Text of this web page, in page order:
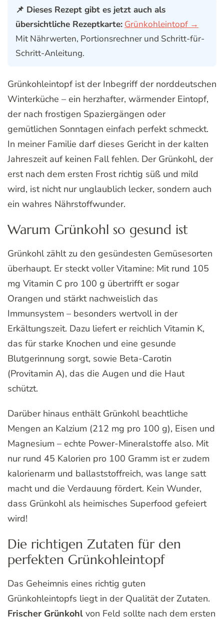
📌 Dieses Rezept gibt es jetzt auch als
übersichtliche Rezeptkarte: Grünkohleintopf →
Mit Nährwerten, Portionsrechner und Schritt-für-
Schritt-Anleitung.
Grünkohleintopf ist der Inbegriff der norddeutschen
Winterküche – ein herzhafter, wärmender Eintopf,
der nach frostigen Spaziergängen oder
gemütlichen Sonntagen einfach perfekt schmeckt.
In meiner Familie darf dieses Gericht in der kalten
Jahreszeit auf keinen Fall fehlen. Der Grünkohl, der
erst nach dem ersten Frost richtig süß und mild
wird, ist nicht nur unglaublich lecker, sondern auch
ein wahres Nährstoffwunder.
Warum Grünkohl so gesund ist
Grünkohl zählt zu den gesündesten Gemüsesorten
überhaupt. Er steckt voller Vitamine: Mit rund 105
mg Vitamin C pro 100 g übertrifft er sogar
Orangen und stärkt nachweislich das
Immunsystem – besonders wertvoll in der
Erkältungszeit. Dazu liefert er reichlich Vitamin K,
das für starke Knochen und eine gesunde
Blutgerinnung sorgt, sowie Beta-Carotin
(Provitamin A), das die Augen und die Haut
schützt.
Darüber hinaus enthält Grünkohl beachtliche
Mengen an Kalzium (212 mg pro 100 g), Eisen und
Magnesium – echte Power-Mineralstoffe also. Mit
nur rund 45 Kalorien pro 100 Gramm ist er zudem
kalorienarm und ballaststoffreich, was lange satt
macht und die Verdauung fördert. Kein Wunder,
dass Grünkohl als heimisches Superfood gefeiert
wird!
Die richtigen Zutaten für den
perfekten Grünkohleintopf
Das Geheimnis eines richtig guten
Grünkohleintopfs liegt in der Qualität der Zutaten.
Frischer Grünkohl von Feld sollte nach dem ersten